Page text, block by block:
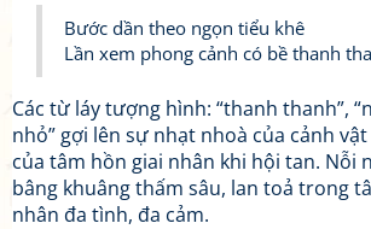
Bước dần theo ngọn tiểu khê
Lần xem phong cảnh có bề thanh
Các từ láy tượng hình: “thanh thanh”,
nhỏ” gợi lên sự nhạt nhoà của cảnh
của tâm hồn giai nhân khi hội tan. Nỗi
bâng khuâng thấm sâu, lan toả trong
nhân đa tình, đa cảm.